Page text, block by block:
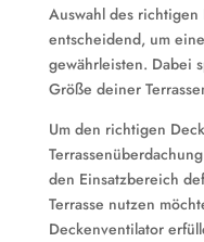
Auswahl des
entscheidend, um
gewährleisten. Dabei
Größe deiner
Um den richtigen
den Einsatzbereich
Terrasse nutzen
Deckenventilator